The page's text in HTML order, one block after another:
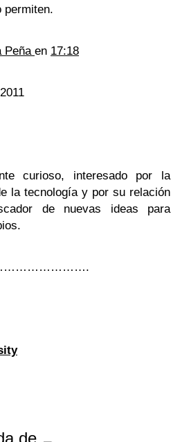
permiten.
Peña en 17:18
curioso, interesado por la
la tecnología y por su relación
de nuevas ideas para
de